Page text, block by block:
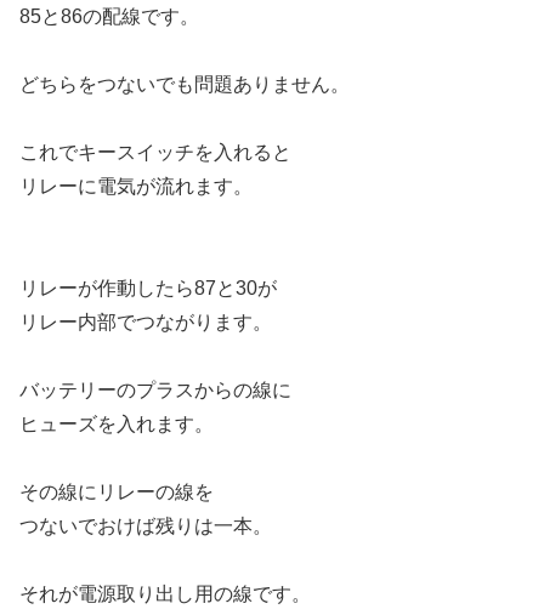
85と86の配線です。
どちらをつないでも問題ありません。
これでキースイッチを入れると
リレーに電気が流れます。
リレーが作動したら87と30が
リレー内部でつながります。
バッテリーのプラスからの線に
ヒューズを入れます。
その線にリレーの線を
つないでおけば残りは一本。
それが電源取り出し用の線です。